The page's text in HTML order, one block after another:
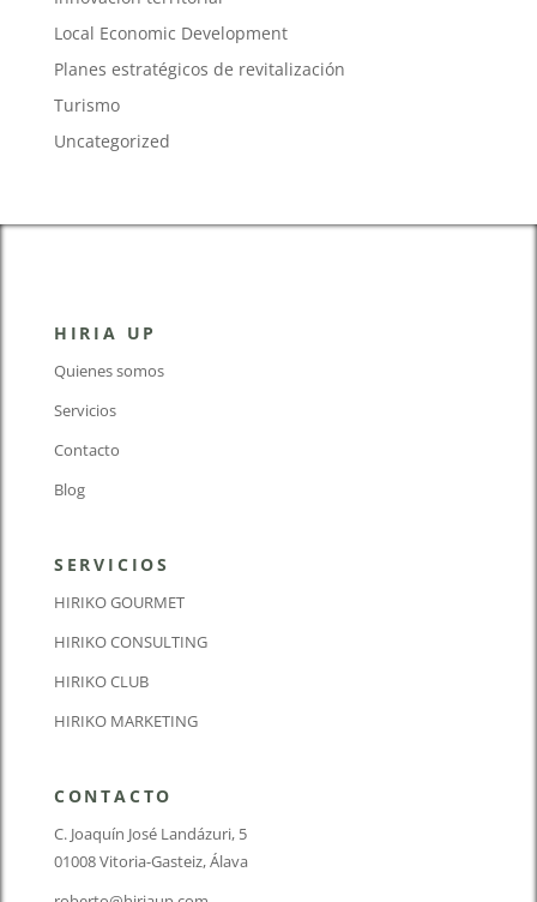
Local Economic Development
Planes estratégicos de revitalización
Turismo
Uncategorized
HIRIA UP
Quienes somos
Servicios
Contacto
Blog
SERVICIOS
HIRIKO GOURMET
HIRIKO CONSULTING
HIRIKO CLUB
HIRIKO MARKETING
CONTACTO
C. Joaquín José Landázuri, 5
01008 Vitoria-Gasteiz, Álava